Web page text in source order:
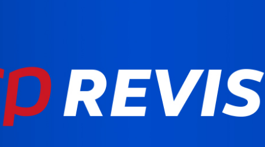
Golfe
Revista ACP Edição
impressa